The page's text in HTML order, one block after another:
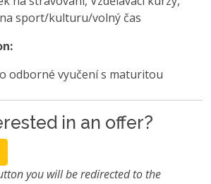
sport/kulturu/volný čas
odborné vyučení s maturitou
in an offer?
you will be redirected to the